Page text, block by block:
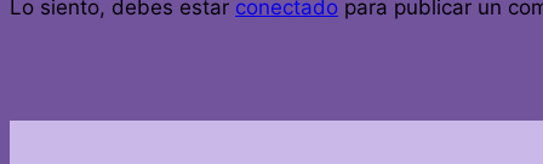
AMBULANTE
Lo siento, debes estar conectado para publicar un